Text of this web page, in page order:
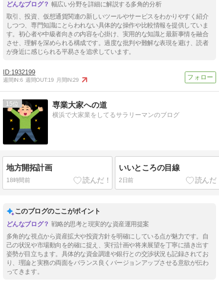
幅広い分野を詳細に解説する多角的分析
取引、投資、仮想通貨関連の新しいツールやサービスをわかりやすく紹介
しつつ、専門知識にとらわれない具体的な操作や比較情報を提供していま
す。初心者や中級者向きの内容を心掛け、実用的な知識と最新事情を融合
させ、理解を深められる構成です。過度な批判や難解な表現を避け、読者
が身近に感じられる平易さを追求しています。
1932199
週間IN:6 週間OUT:19 月間IN:29
15 専業大家への道
横浜で大家業をしてるサラリーマンのブログ
地方開拓計画
18時間前
いいところの目線
2日前
このブログのここがポイント
戦略的思考と現実的な資産運用提案
多角的な視点から資産拡大や投資方針を明確にしている点が魅力です。自
己の状況や市場動向を的確に捉え、実行計画や将来展望を丁寧に描き出す
姿勢が目立ちます。具体的な資金調達や銀行との交渉状況も記録されてお
り、理論と実務の両面をバランス良くバージョンアップさせる意欲が伝わ
ってきます。